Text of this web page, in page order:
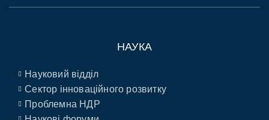
НАУКА
Науковий відділ
Сектор інноваційного розвитку
Проблемна НДР